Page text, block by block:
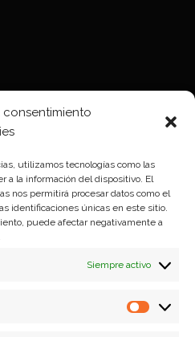
consentimiento
utilizamos tecnologías como las
a la información del dispositivo. El
nos permitirá procesar datos como el
identificaciones únicas en este sitio.
puede afectar negativamente a
Siempre activo